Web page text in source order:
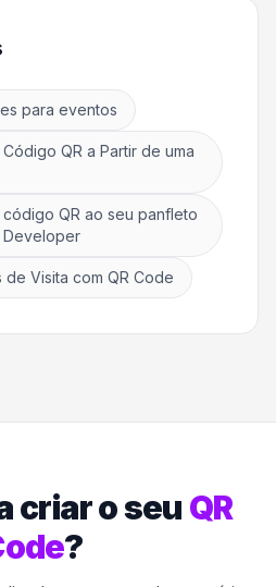
para eventos
QR a Partir de uma
QR ao seu panfleto
Developer
de Visita com QR Code
criar o seu QR
?